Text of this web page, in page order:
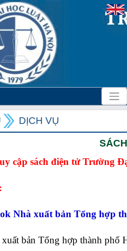
DỊCH VỤ
cập sách điện tử Trường
Nhà xuất bản Tổng hợp
bản Tổng hợp thành phố